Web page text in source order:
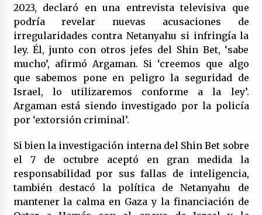
2023, declaró en una entrevista televisiva que
podría revelar nuevas acusaciones de
irregularidades contra Netanyahu si infringía la
ley. Él, junto con otros jefes del Shin Bet, ‘sabe
mucho’, afirmó Argaman. Si ‘creemos que algo
que sabemos pone en peligro la seguridad de
Israel, lo utilizaremos conforme a la ley’.
Argaman está siendo investigado por la policía
por ‘extorsión criminal’.
Si bien la investigación interna del Shin Bet sobre
el 7 de octubre aceptó en gran medida la
responsabilidad por sus fallas de inteligencia,
también destacó la política de Netanyahu de
mantener la calma en Gaza y la financiación de